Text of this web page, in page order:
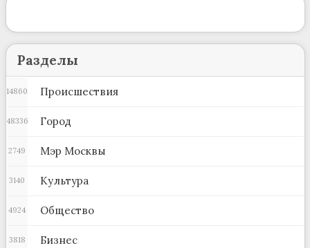
Разделы
Происшествия
14860
Город
48336
Мэр Москвы
2749
Культура
3140
Общество
4924
Бизнес
3818